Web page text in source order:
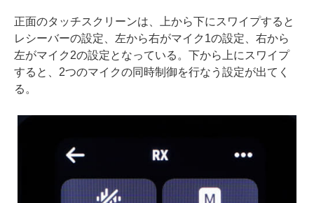
正面のタッチスクリーンは、上から下にスワイプすると
レシーバーの設定、左から右がマイク1の設定、右から
左がマイク2の設定となっている。下から上にスワイプ
すると、2つのマイクの同時制御を行なう設定が出てく
る。